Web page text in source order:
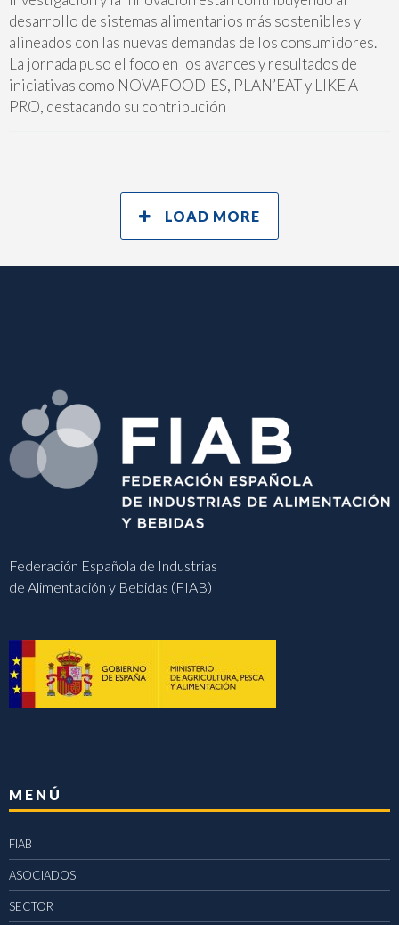
LOAD MORE
desarrollo de sistemas alimentarios más sostenibles y
alineados con las nuevas demandas de los consumidores.
La jornada puso el foco en los avances y resultados de
iniciativas como NOVAFOODIES, PLAN’EAT y LIKE A
PRO, destacando su contribución
Federación Española de Industrias
de Alimentación y Bebidas (FIAB)
MENÚ
FIAB
ASOCIADOS
SECTOR